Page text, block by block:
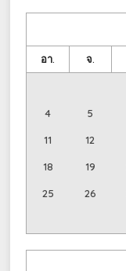
อา. จ.
4 5
11 12
18 19
25 26